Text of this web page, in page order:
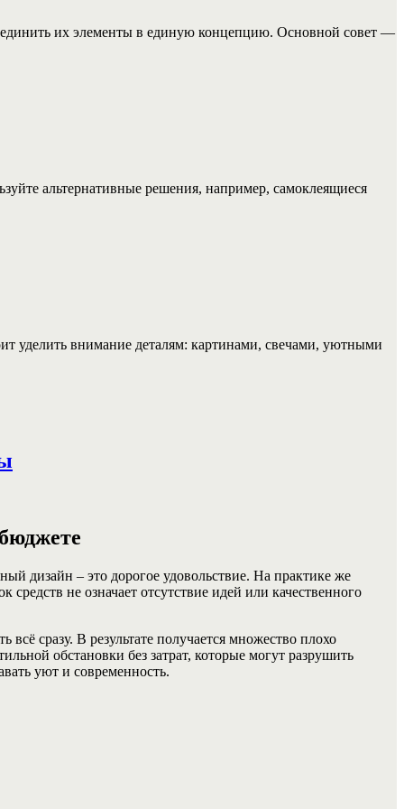
их элементы в единую концепцию. Основной совет —
альтернативные решения, например, самоклеящиеся
уделить внимание деталям: картинами, свечами, уютными
дизайн – это дорогое удовольствие. На практике же
не означает отсутствие идей или качественного
сразу. В результате получается множество плохо
обстановки без затрат, которые могут разрушить
уют и современность.